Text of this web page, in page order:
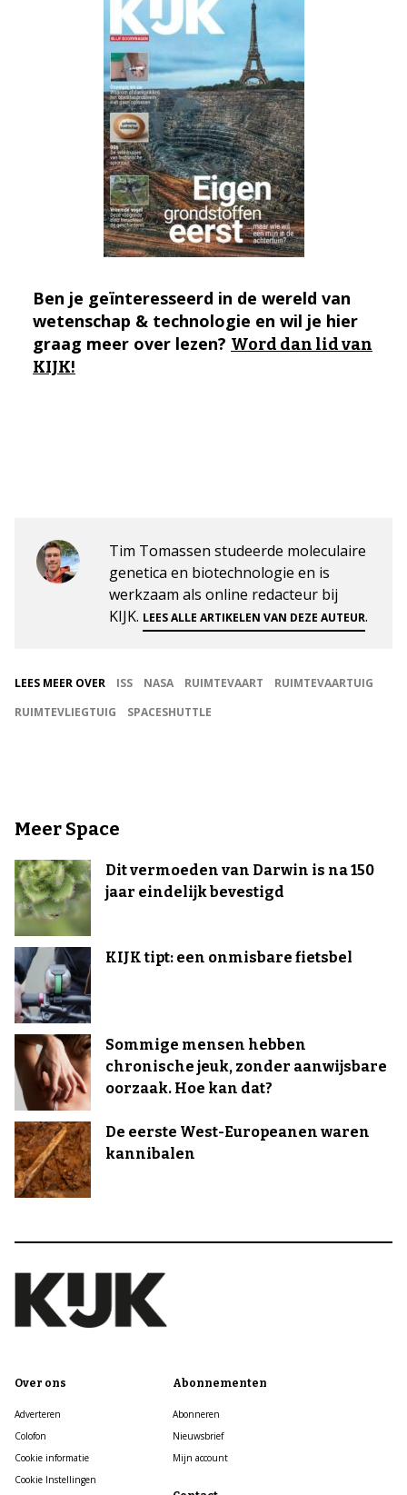
Ben je geïnteresseerd in de wereld van
wetenschap & technologie en wil je hier
graag meer over lezen? Word dan lid van
KIJK!
Tim Tomassen studeerde moleculaire
genetica en biotechnologie en is
werkzaam als online redacteur bij
KIJK. LEES ALLE ARTIKELEN VAN DEZE AUTEUR.
LEES MEER OVER ISS NASA RUIMTEVAART
RUIMTEVAARTUIG
RUIMTEVLIEGTUIG
SPACESHUTTLE
Meer Space
Dit vermoeden van Darwin is na 150
jaar eindelijk bevestigd
KIJK tipt: een onmisbare fietsbel
Sommige mensen hebben
chronische jeuk, zonder aanwijsbare
oorzaak. Hoe kan dat?
De eerste West-Europeanen waren
kannibalen
Over ons
Adverteren
Colofon
Cookie informatie
Cookie Instellingen
Abonnementen
Abonneren
Nieuwsbrief
Mijn account